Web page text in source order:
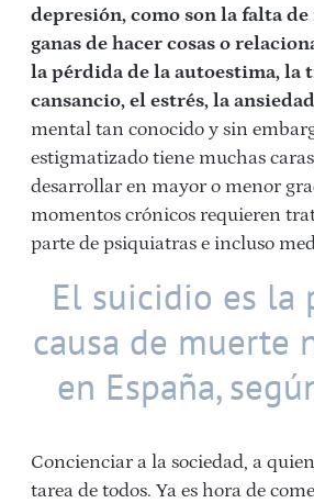
depresión, como son la falta
ganas de hacer cosas o
la pérdida de la autoestima, la
cansancio, el estrés, la
mental tan conocido y sin
estigmatizado tiene muchas
desarrollar en mayor o menor
momentos crónicos requieren
parte de psiquiatras e incluso
El suicidio es la
causa de muerte
en España,
Concienciar a la sociedad, a
tarea de todos. Ya es hora de